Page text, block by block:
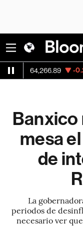
-0.20%
Banxico
mesa
de
La
periodos de
necesario ver